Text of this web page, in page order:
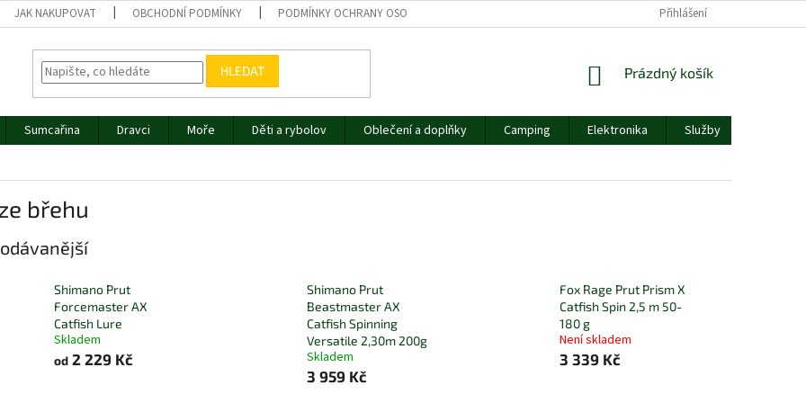
JAK NAKUPOVAT OBCHODNÍ PODMÍNKY PODMÍNKY OCHRANY OSOBNÍCH ÚDAJŮ Přihlášení
HLEDAT
NÁKUPNÍ
Prázdný košík
Sumcařina Dravci Moře Děti a rybolov Oblečení a doplňky Camping Elektronika Služby
břehu
Shimano Prut
Forcemaster AX
Catfish Lure
Skladem
od 2 229 Kč
Shimano Prut
Beastmaster AX
Catfish Spinning
Versatile 2,30m 200g
Skladem
3 959 Kč
Fox Rage Prut Prism X
Catfish Spin 2,5 m 50-
180 g
Není skladem
3 339 Kč